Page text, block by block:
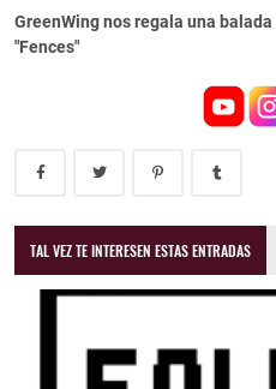
GreenWing nos regala una
"Fences"
TAL VEZ TE INTERESEN ESTAS ENTRADAS